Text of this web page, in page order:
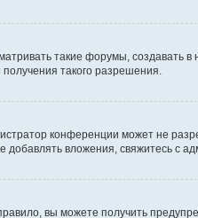
такие форумы, создавать
такого разрешения.
конференции может не
вложения, свяжитесь с
вы можете получить